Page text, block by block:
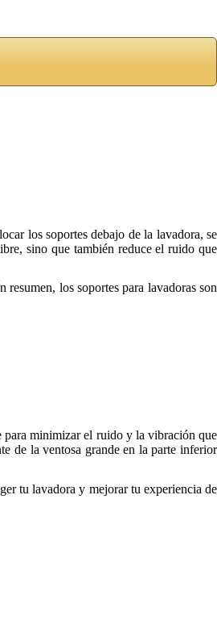
los soportes debajo de la lavadora, se
sino que también reduce el ruido que
los soportes para lavadoras son
para minimizar el ruido y la vibración que
de la ventosa grande en la parte inferior
tu lavadora y mejorar tu experiencia de